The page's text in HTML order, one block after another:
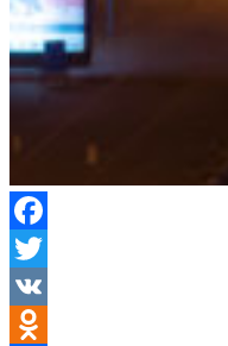
Facebook
Twitter
VK